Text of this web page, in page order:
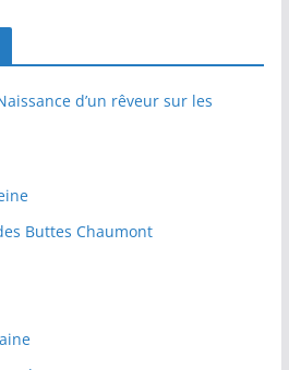
d’un rêveur sur les
Buttes Chaumont